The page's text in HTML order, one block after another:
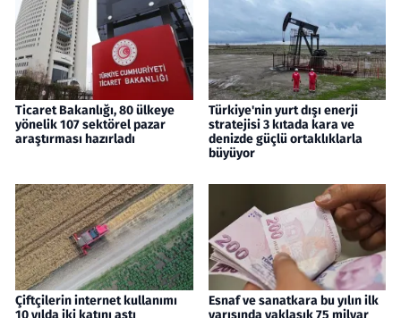
Ticaret Bakanlığı, 80 ülkeye
yönelik 107 sektörel pazar
araştırması hazırladı
Türkiye'nin yurt dışı enerji
stratejisi 3 kıtada kara ve
denizde güçlü ortaklıklarla
büyüyor
Çiftçilerin internet kullanımı
Esnaf ve sanatkara bu yılın ilk